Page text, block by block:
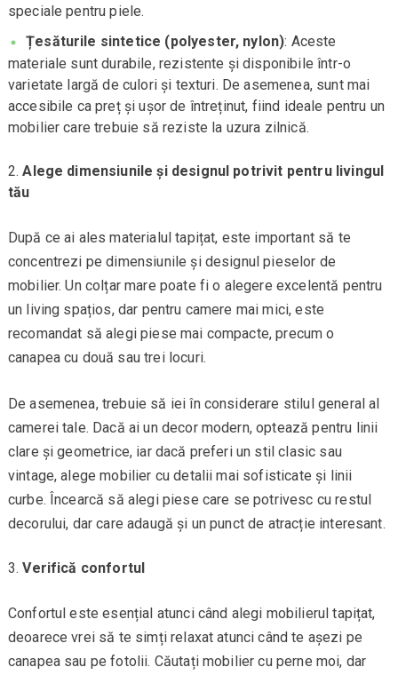
speciale pentru piele.
Țesăturile sintetice (polyester, nylon): Aceste
materiale sunt durabile, rezistente și disponibile într-o
varietate largă de culori și texturi. De asemenea, sunt mai
accesibile ca preț și ușor de întreținut, fiind ideale pentru un
mobilier care trebuie să reziste la uzura zilnică.
Alege dimensiunile și designul potrivit pentru livingul
tău
După ce ai ales materialul tapițat, este important să te
concentrezi pe dimensiunile și designul pieselor de
mobilier. Un colțar mare poate fi o alegere excelentă pentru
un living spațios, dar pentru camere mai mici, este
recomandat să alegi piese mai compacte, precum o
canapea cu două sau trei locuri.
De asemenea, trebuie să iei în considerare stilul general al
camerei tale. Dacă ai un decor modern, optează pentru linii
clare și geometrice, iar dacă preferi un stil clasic sau
vintage, alege mobilier cu detalii mai sofisticate și linii
curbe. Încearcă să alegi piese care se potrivesc cu restul
decorului, dar care adaugă și un punct de atracție interesant.
Verifică confortul
Confortul este esențial atunci când alegi mobilierul tapițat,
deoarece vrei să te simți relaxat atunci când te așezi pe
canapea sau pe fotolii. Căutați mobilier cu perne moi, dar